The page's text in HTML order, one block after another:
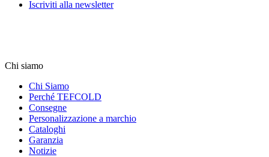
Iscriviti alla newsletter
Chi siamo
Chi Siamo
Perché TEFCOLD
Consegne
Personalizzazione a marchio
Cataloghi
Garanzia
Notizie